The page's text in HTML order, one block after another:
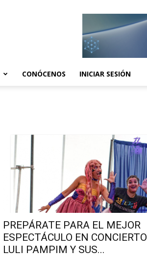
CONÓCENOS INICIAR SESIÓN
PREPÁRATE PARA EL MEJOR
ESPECTÁCULO EN CONCIERTO
LULI PAMPIM Y SUS...